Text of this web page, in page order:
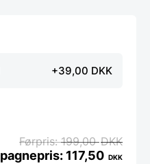
+39,00 DKK
199,00DKK
117,50 DKK